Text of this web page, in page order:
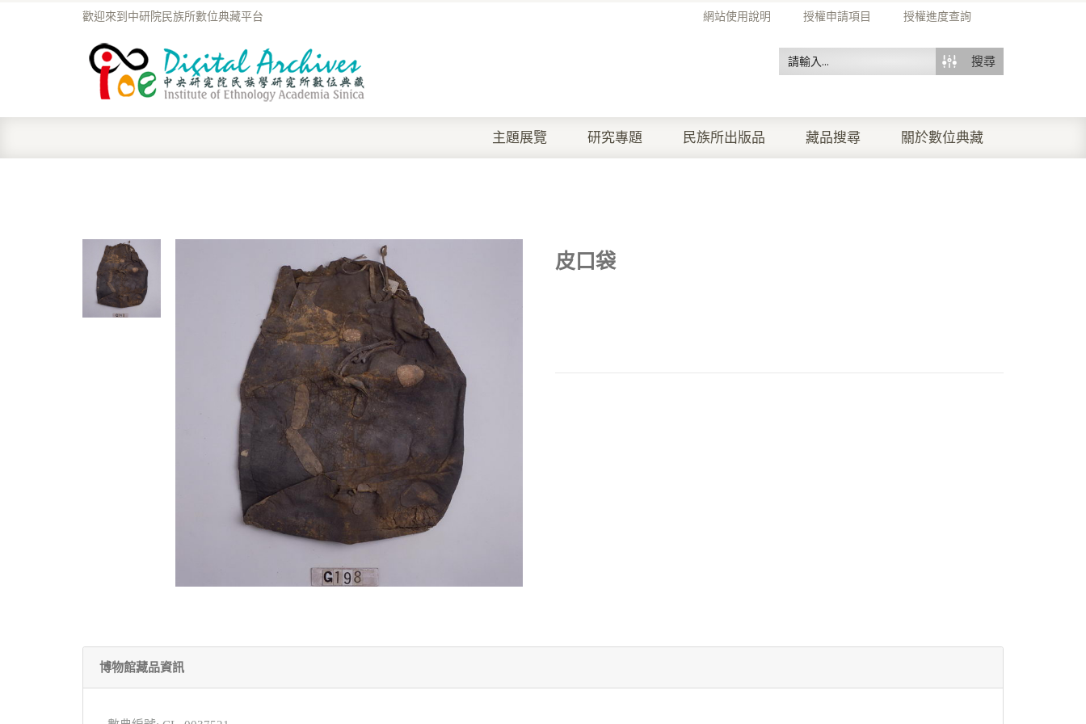
網站使用說明 授權申請項目 授權進度查詢
歡迎來到中研院民族所數位典藏平台
搜尋
主題展覽 研究專題 民族所出版品 藏品搜尋 關於數位典藏
皮口袋
博物館藏品資訊